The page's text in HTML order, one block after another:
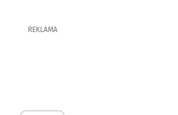
REKLAMA